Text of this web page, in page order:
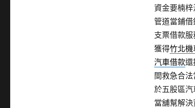
資金要楠
管道當鋪
支票借款服
獲得竹北
汽車借款還
間救急合
於五股區
當舖幫解